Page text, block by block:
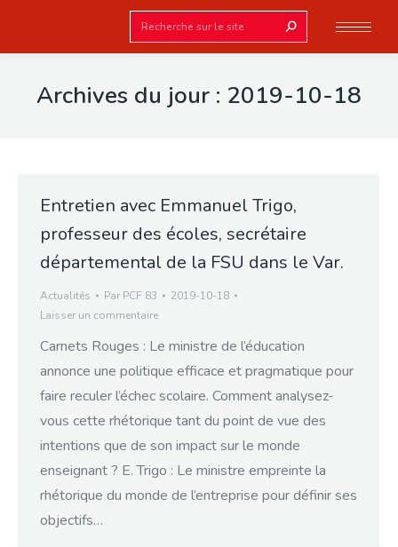
Search:
Archives du jour : 2019-10-18
Entretien avec Emmanuel Trigo,
professeur des écoles, secrétaire
départemental de la FSU dans le Var.
Actualités Par PCF 83
2019-10-18
Laisser un commentaire
Carnets Rouges : Le ministre de l’éducation
annonce une politique efficace et pragmatique pour
faire reculer l’échec scolaire. Comment analysez-
vous cette rhétorique tant du point de vue des
intentions que de son impact sur le monde
enseignant ? E. Trigo : Le ministre empreinte la
rhétorique du monde de l’entreprise pour définir ses
objectifs…